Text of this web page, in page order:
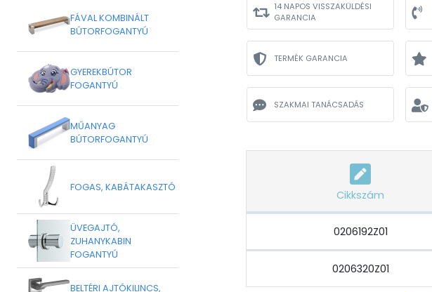
FÁVAL KOMBINÁLT
BÚTORFOGANTYÚ
GYEREKBÚTOR
FOGANTYÚ
MŰANYAG
BÚTORFOGANTYÚ
FOGAS, KABÁTAKASZTÓ
ÜVEGAJTÓ,
ZUHANYKABIN
FOGANTYÚ
BELTÉRI AJTÓKILINCS,
14 NAPOS VISSZAKÜLDÉSI
GARANCIA
TERMÉK GARANCIA
SZAKMAI TANÁCSADÁS
Cikkszám
0206192Z01
0206320Z01